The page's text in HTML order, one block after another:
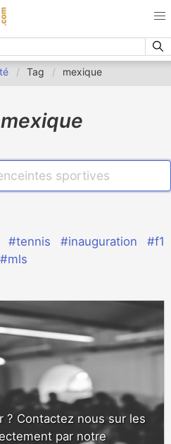
Tag mexique
mexique
#tennis #inauguration
#f1
#mls
? Contactez nous sur les
par notre